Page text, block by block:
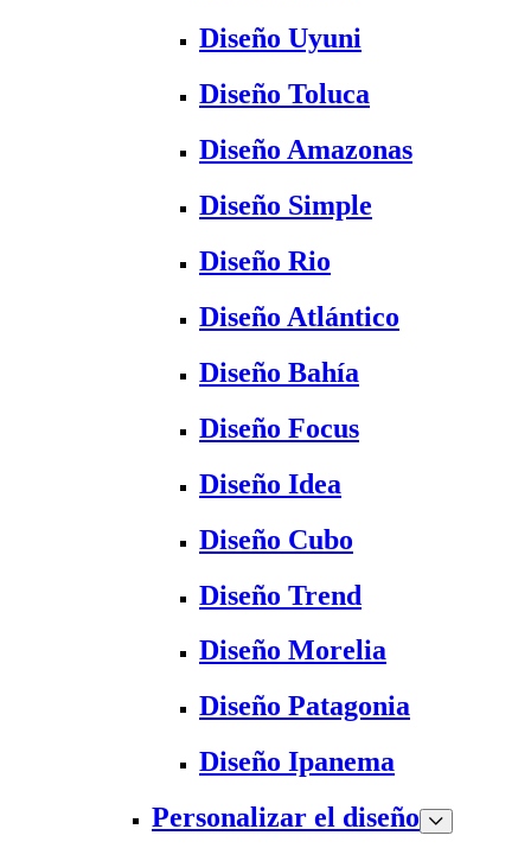
Diseño Uyuni
Diseño Toluca
Diseño Amazonas
Diseño Simple
Diseño Rio
Diseño Atlántico
Diseño Bahía
Diseño Focus
Diseño Idea
Diseño Cubo
Diseño Trend
Diseño Morelia
Diseño Patagonia
Diseño Ipanema
Personalizar el diseño